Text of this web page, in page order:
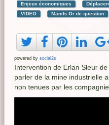
Enjeux économiques
VIDEO
Manifs Or de question
powered by social2s
Intervention de Erlan Sleur
parler de la mine industrielle
non tenues par les